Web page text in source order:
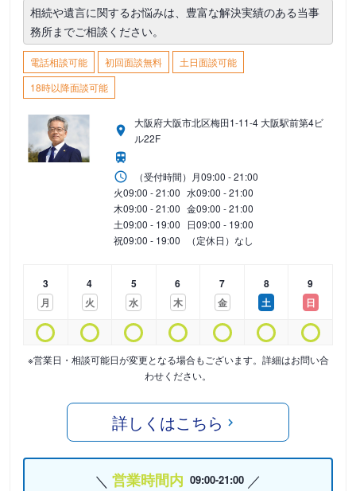
相続や遺言に関するお悩みは、豊富な解決実績のある当事
務所までご相談ください。
電話相談可能 初回面談無料
土日面談可能
18時以降面談可能
大阪府大阪市北区梅田1-11-4 大阪駅前第4ビ
ル22F
（受付時間） 月09:00 - 21:00
火09:00 - 21:00 水09:00 - 21:00
木09:00 - 21:00 金09:00 - 21:00
土09:00 - 19:00 日09:00 - 19:00
祝09:00 - 19:00 （定休日）なし
3
月
4
火
5
水
6
木
7
金
8
土
9
日
※営業日・相談可能日が変更となる場合もございます。詳細はお問い合
わせください。
詳しくはこちら
営業時間内 09:00-21:00